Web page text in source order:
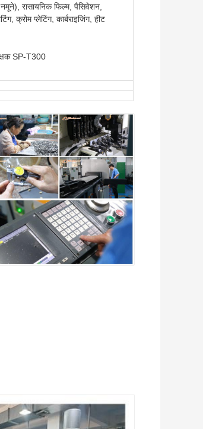
रासायनिक फिल्म, पैसिवेशन,
क्रोम प्लेटिंग, कार्बराइजिंग, हीट
SP-T300